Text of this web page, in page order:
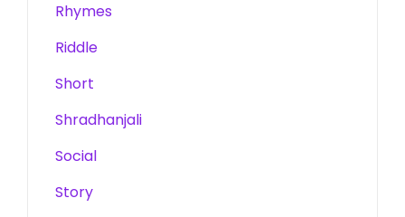
Rhymes
Riddle
Short
Shradhanjali
Social
Story